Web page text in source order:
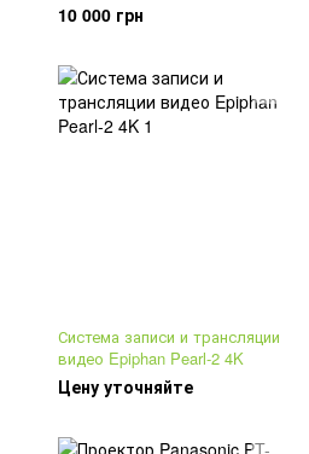
10 000 грн
Система записи и трансляции
видео Epiphan Pearl-2 4K
Цену уточняйте